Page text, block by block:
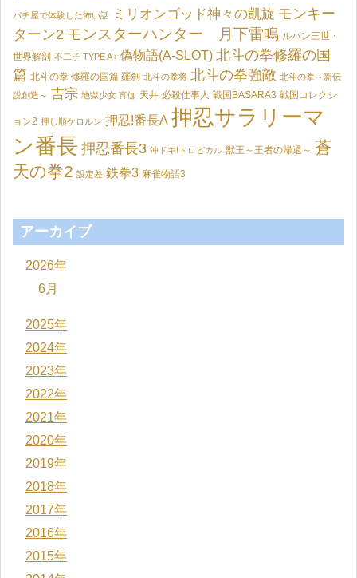
パチ屋で体験した怖い話 ミリオンゴッド神々の凱旋 モンキー
ターン2 モンスターハンター 月下雷鳴 ルパン三世・
世界解剖 不二子 TYPE A+ 偽物語(A-SLOT) 北斗の拳修羅の国
篇 北斗の拳 修羅の国篇 羅刹 北斗の拳将 北斗の拳強敵 北斗の拳～新伝
説創造～ 吉宗 地獄少女 宵伽 天井 必殺仕事人 戦国BASARA3 戦国コレクシ
ョン2 押し順ケロルン 押忍!番長A 押忍サラリーマ
ン番長 押忍番長3 沖ドキ!トロピカル 獣王～王者の帰還～ 蒼
天の拳2 設定差 鉄拳3 麻雀物語3
アーカイブ
2026年
6月
2025年
2024年
2023年
2022年
2021年
2020年
2019年
2018年
2017年
2016年
2015年